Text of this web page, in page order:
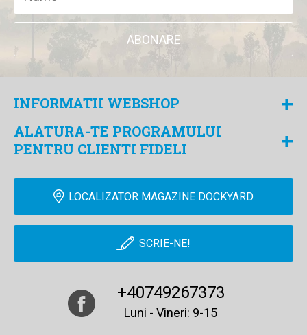
ABONARE
INFORMATII WEBSHOP +
ALATURA-TE PROGRAMULUI
PENTRU CLIENTI FIDELI
+
LOCALIZATOR MAGAZINE DOCKYARD
+40749267373
Luni - Vineri: 9-15
SCRIE-NE!